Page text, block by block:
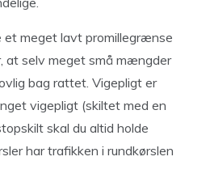
et meget lavt promillegrænse
at selv meget små mængder
bag rattet. Vigepligt er
vigepligt (skiltet med en
skal du altid holde
har trafikken i rundkørslen